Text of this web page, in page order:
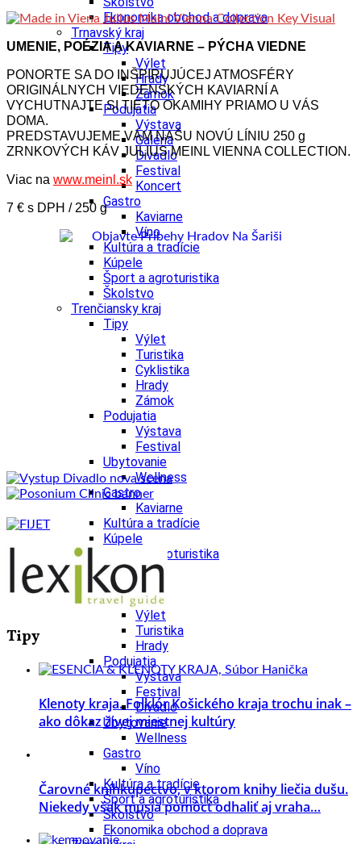
Ekonomika obchod a doprava
Trnavský kraj
Tipy
Výlet
Hrady
Zámok
Podujatia
Výstava
Galéria
Divadlo
Festival
Koncert
Gastro
Kaviarne
Víno
Kultúra a tradície
Kúpele
Šport a agroturistika
Školstvo
Trenčiansky kraj
Tipy
Výlet
Turistika
Cyklistika
Hrady
Zámok
Podujatia
Výstava
Festival
Ubytovanie
Wellness
Gastro
Kaviarne
Kultúra a tradície
Kúpele
Šport a agroturistika
Školstvo
Nitriansky kraj
Tipy
Výlet
Turistika
Hrady
Podujatia
Výstava
Festival
Divadlo
Ubytovanie
Wellness
Gastro
Víno
Kultúra a tradície
Šport a agroturistika
Školstvo
Ekonomika obchod a doprava
UMENIE, POÉZIA A KAVIARNE – PÝCHA VIEDNE
PONORTE SA DO INŠPIRUJÚCEJ ATMOSFÉRY
ORIGINÁLNYCH VIEDENSKÝCH KAVIARNÍ A
VYCHUTNAJTE SI TIETO OKAMIHY PRIAMO U VÁS
DOMA.
PREDSTAVUJEME VÁM NAŠU NOVÚ LÍNIU 250 g
ZRNKOVÝCH KÁV JULIUS MEINL VIENNA COLLECTION.
Viac na www.meinl.sk
7 € s DPH / 250 g
Tipy
Klenoty kraja. Folklór Košického kraja trochu inak –
ako dôkaz živej miestnej kultúry
Čarovné kníhkupectvo, v ktorom knihy liečia dušu.
Niekedy však musia pomôcť odhaliť aj vraha…